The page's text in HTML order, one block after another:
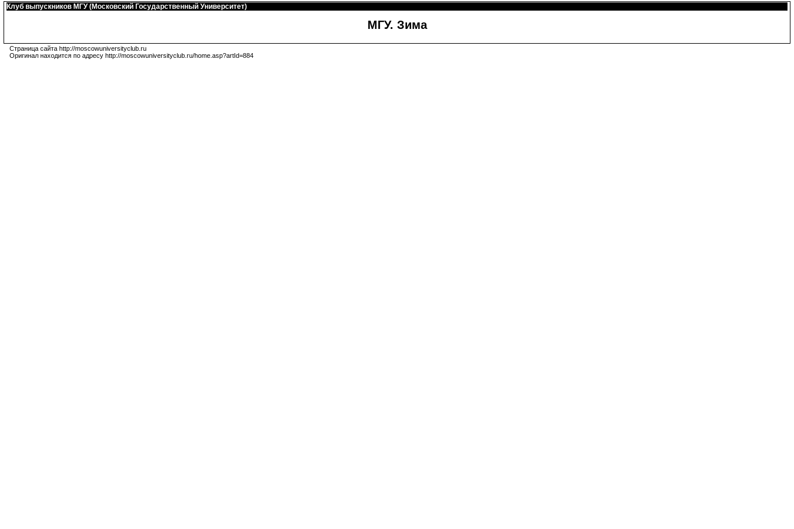
Клуб выпускников МГУ (Московский Государственный Университет)
МГУ. Зима
Страница сайта http://moscowuniversityclub.ru
Оригинал находится по адресу http://moscowuniversityclub.ru/home.asp?artId=884